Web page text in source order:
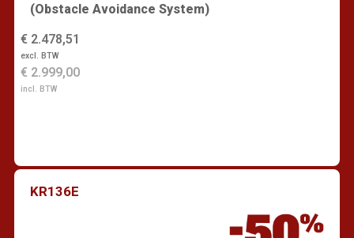
(Obstacle Avoidance System)
€ 2.478,51
excl. BTW
€ 2.999,00
incl. BTW
KR136E